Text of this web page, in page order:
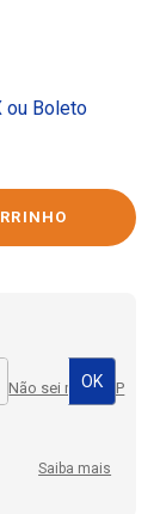
ou Boleto
Não sei meu CEP
Saiba mais